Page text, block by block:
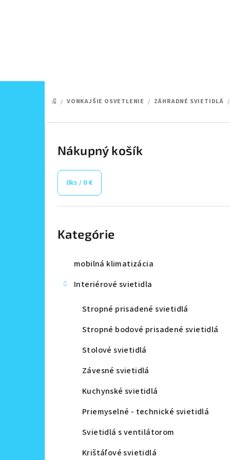
DOMOV
/ VONKAJŠIE OSVETLENIE / ZÁHRADNÉ SVIETIDLÁ /
B
Nákupný košík
0ks / 0 €
Kategórie
mobilná klimatizácia
Interiérové svietidla
Stropné prisadené svietidlá
Stropné bodové prisadené svietidlá
Stolové svietidlá
Závesné svietidlá
Kuchynské svietidlá
Priemyselné - technické svietidlá
Svietidlá s ventilátorom
Krištáľové svietidlá